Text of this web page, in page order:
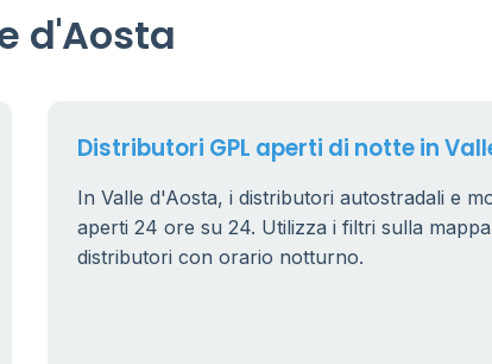
d'Aosta
Distributori GPL aperti di notte in
In Valle d'Aosta, i distributori autostradali e
aperti 24 ore su 24. Utilizza i filtri sulla
distributori con orario notturno.